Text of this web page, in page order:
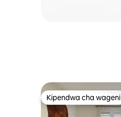
Kipendwa cha wageni
Kipendwa cha wageni